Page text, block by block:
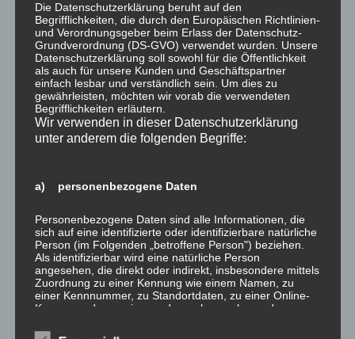
Name
E-Mail-Adresse
Benachrichtige mich über nachfolgende Kommentare
via E-Mail.
Benachrichtige mich über neue Beiträge via E-Mail.
Die Datenschutzerklärung beruht auf den
Begrifflichkeiten, die durch den Europäischen Richtlinien-
und Verordnungsgeber beim Erlass der Datenschutz-
Grundverordnung (DS-GVO) verwendet wurden. Unsere
Datenschutzerklärung soll sowohl für die Öffentlichkeit
als auch für unsere Kunden und Geschäftspartner
einfach lesbar und verständlich sein. Um dies zu
gewährleisten, möchten wir vorab die verwendeten
Begrifflichkeiten erläutern.
Wir verwenden in dieser Datenschutzerklärung
unter anderem die folgenden Begriffe:
a) personenbezogene Daten
Personenbezogene Daten sind alle Informationen, die
sich auf eine identifizierte oder identifizierbare natürliche
Person (im Folgenden „betroffene Person") beziehen.
Als identifizierbar wird eine natürliche Person
angesehen, die direkt oder indirekt, insbesondere mittels
Zuordnung zu einer Kennung wie einem Namen, zu
einer Kennnummer, zu Standortdaten, zu einer Online-
Kennung oder zu einem oder mehreren besonderen
physiologischen, genetischen, psychischen,